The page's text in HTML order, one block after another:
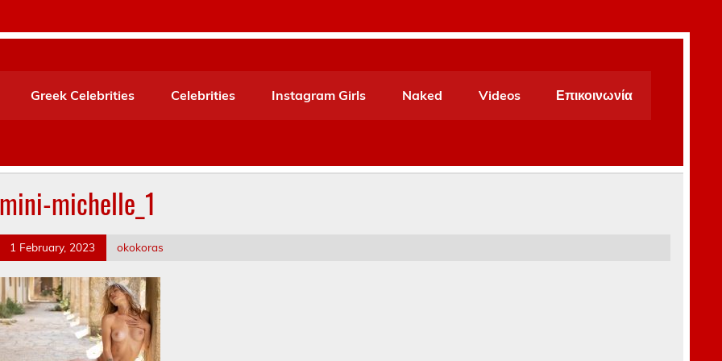
Greek Celebrities Celebrities Instagram Girls Naked Videos Επικοινωνία
mini-michelle_1
1 February, 2023 okokoras